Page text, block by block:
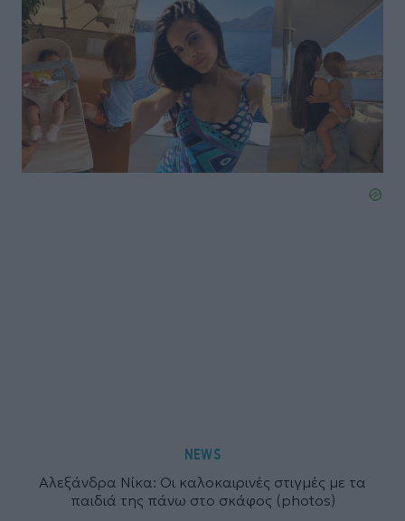
NEWS
Αλεξάνδρα Νίκα: Οι καλοκαιρινές στιγμές με τα
παιδιά της πάνω στο σκάφος (photos)